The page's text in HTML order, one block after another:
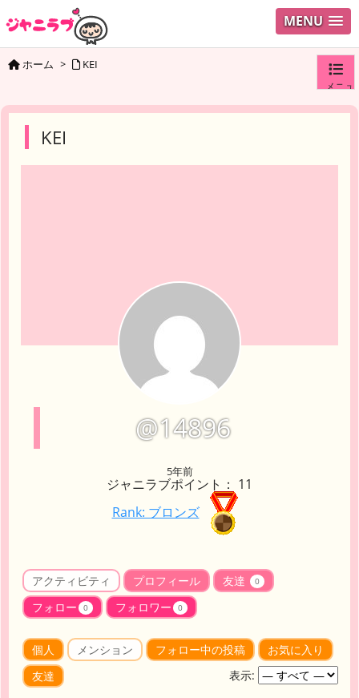
MENU
メニュ
ホーム > KEI
KEI
@14896
5年前
ジャニラブポイント： 11
Rank: ブロンズ
アクティビティ プロフィール 友達 0
フォロー 0 フォロワー 0
個人 メンション フォロー中の投稿
お気に入り
友達
表示: